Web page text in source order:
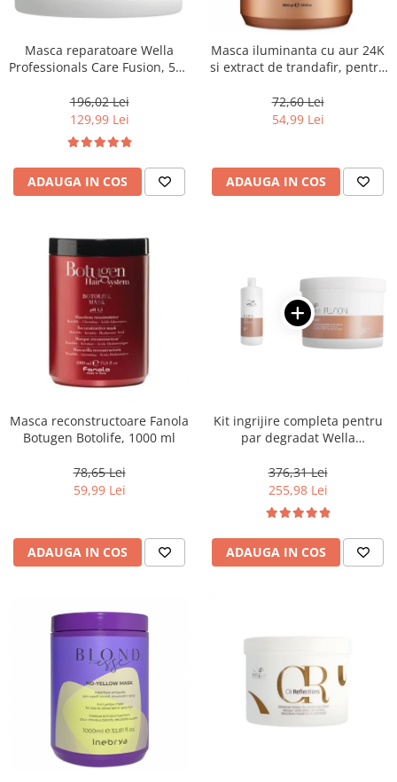
Masca reparatoare Wella
Professionals Care Fusion, 500
196,02 Lei
129,99 Lei
ADAUGA IN COS
Masca iluminanta cu aur 24K
si extract de trandafir, pentru
Oro Therapy, 1000 ml
72,60 Lei
54,99 Lei
ADAUGA IN COS
Masca reconstructoare Fanola
Botugen Botolife, 1000 ml
78,65 Lei
59,99 Lei
ADAUGA IN COS
Kit ingrijire completa pentru
par degradat Wella
Salon Size
376,31 Lei
255,98 Lei
ADAUGA IN COS